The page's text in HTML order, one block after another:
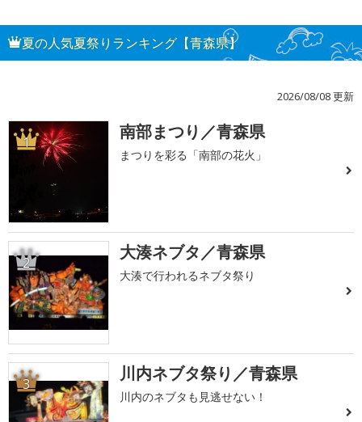
夏の人気夏祭りランキング【青森県】
2026/08/08 更新
1 南部まつり／青森県
まつりを彩る「南部の花火」
2 大湊ネブタ／青森県
大湊で行われるネブタ祭り
3 川内ネブタ祭り／青森県
川内のネブタも見逃せない！